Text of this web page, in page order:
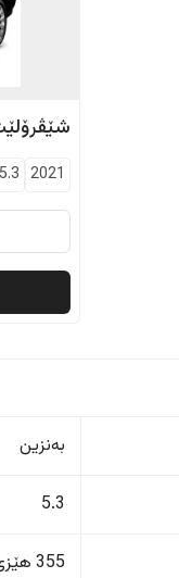
2021
5.3
بەنزین
5.3
355 هێزی ئەسپ